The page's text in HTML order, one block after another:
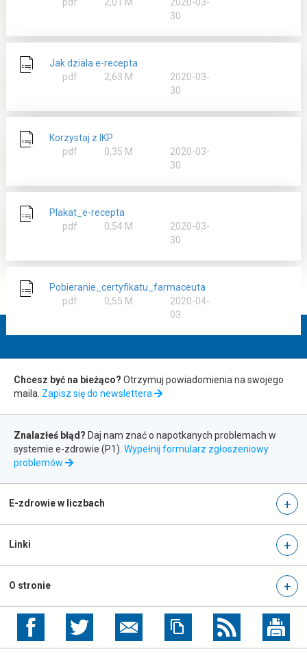
30
Jak dziala e-recepta
pdf
rozmiar
2,63 M
2020-03-
30
Korzystaj z IKP
pdf
rozmiar
0,35 M
2020-03-
30
Plakat_e-recepta
pdf
rozmiar
0,54 M
2020-03-
30
Pobieranie_certyfikatu_farmaceuta
pdf
rozmiar
0,55 M
2020-04-
03
Zapis
do
newslettera
Chcesz być na bieżąco? Otrzymuj powiadomienia na swojego
maila. Zapisz się do newslettera
Zgłaszanie
błędów
Znalazłeś błąd? Daj nam znać o napotkanych problemach w
systemie e-zdrowie (P1). Wypełnij formularz zgłoszeniowy
problemów
otwiera
nowej
E-zdrowie w liczbach
Linki
O stronie
otwiera
w
otwiera
w